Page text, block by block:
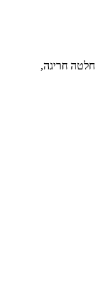
חריגה,